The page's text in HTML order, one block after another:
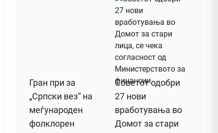
Гран при за
„Српски вез“ на
меѓународен
фолклорен
Советот одобри
27 нови
вработувања во
Домот за стари